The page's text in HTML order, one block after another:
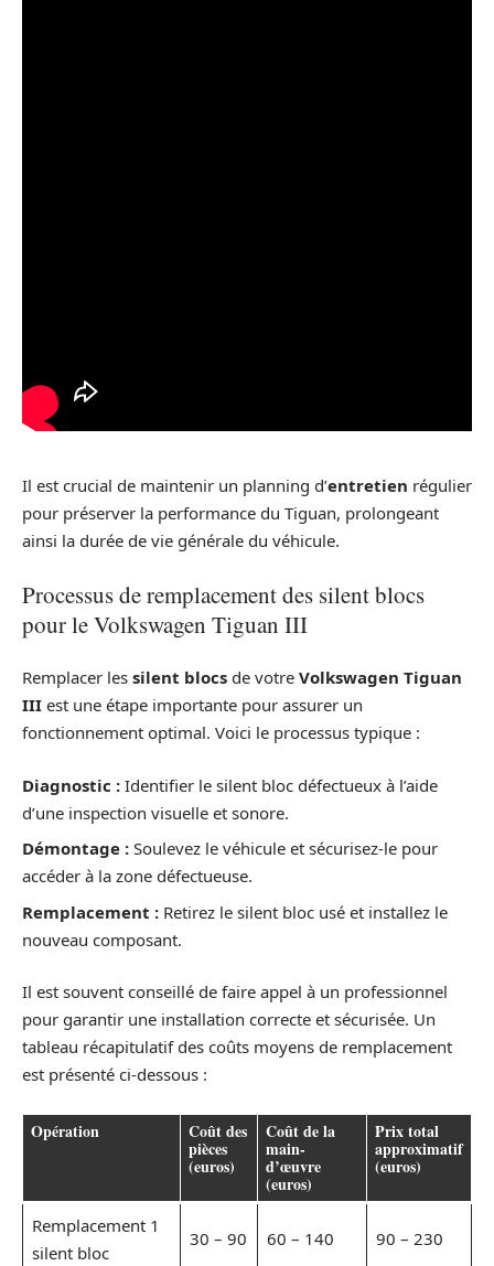
Il est crucial de maintenir un planning d’entretien régulier
pour préserver la performance du Tiguan, prolongeant
ainsi la durée de vie générale du véhicule.
Processus de remplacement des silent blocs
pour le Volkswagen Tiguan III
Remplacer les silent blocs de votre Volkswagen Tiguan
III est une étape importante pour assurer un
fonctionnement optimal. Voici le processus typique :
Diagnostic : Identifier le silent bloc défectueux à l’aide
d’une inspection visuelle et sonore.
Démontage : Soulevez le véhicule et sécurisez-le pour
accéder à la zone défectueuse.
Remplacement : Retirez le silent bloc usé et installez le
nouveau composant.
Il est souvent conseillé de faire appel à un professionnel
pour garantir une installation correcte et sécurisée. Un
tableau récapitulatif des coûts moyens de remplacement
est présenté ci-dessous :
Opération Coût des
pièces
(euros)
Coût de la
main-
d’œuvre
(euros)
Prix total
approximatif
(euros)
Remplacement 1
silent bloc
30 – 90 60 – 140 90 – 230